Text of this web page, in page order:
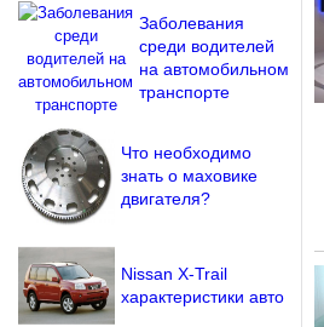
Напомнить пароль?
Заболевания
среди водителей
на автомобильном
транспорте
Что необходимо
знать о маховике
двигателя?
Nissan X-Trail
характеристики авто